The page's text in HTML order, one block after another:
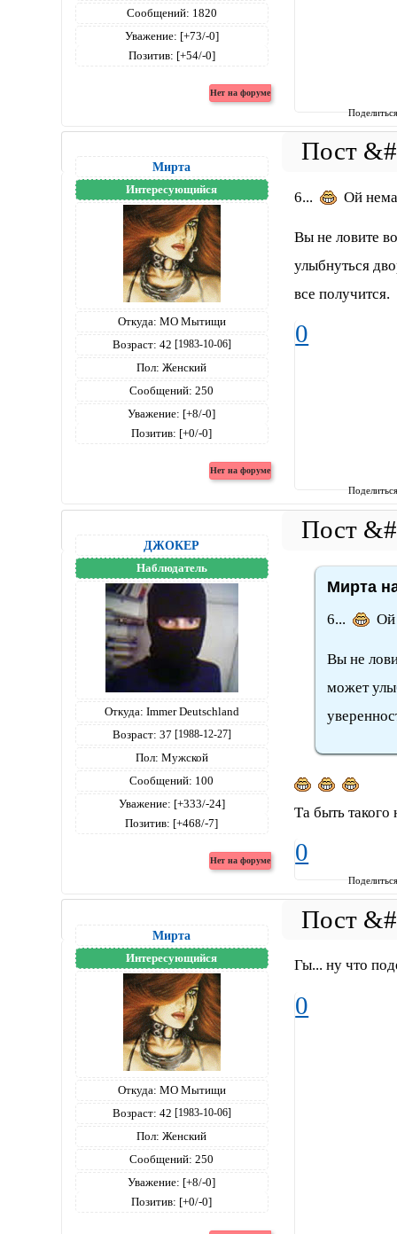
Сообщений: 1820
Уважение: [+73/-0]
Позитив: [+54/-0]
Мирта
Интересующийся
Откуда: МО Мытищи
Возраст: 42 [1983-10-06]
Пол: Женский
Сообщений: 250
Уважение: [+8/-0]
Позитив: [+0/-0]
6... Ой
Вы не ловите
улыбнуться
все получится.
0
ДЖОКЕР
Наблюдатель
Откуда: Immer Deutschland
Возраст: 37 [1988-12-27]
Пол: Мужской
Сообщений: 100
Уважение: [+333/-24]
Позитив: [+468/-7]
Мирта
6... Ой
Вы не
может
Та быть
0
Мирта
Интересующийся
Откуда: МО Мытищи
Возраст: 42 [1983-10-06]
Пол: Женский
Сообщений: 250
Уважение: [+8/-0]
Позитив: [+0/-0]
Гы... ну что
0